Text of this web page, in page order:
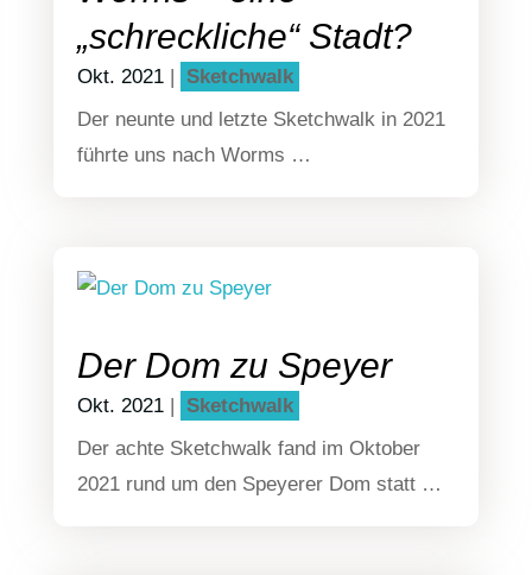
„schreckliche“ Stadt?
Okt. 2021| Sketch­walk
Der neun­te und letz­te Sketch­walk in 2021
führ­te uns nach Worms …
Der Dom zu Speyer
Okt. 2021| Sketch­walk
Der ach­te Sketch­walk fand im Okto­ber
2021 rund um den Speye­rer Dom statt …